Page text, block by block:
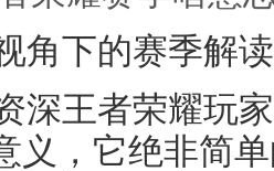
角下的赛季解读
深王者荣耀玩
义，它绝非简